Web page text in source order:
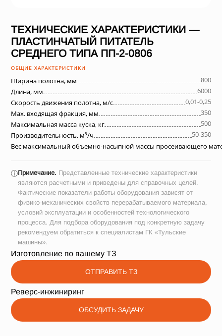
ТЕХНИЧЕСКИЕ ХАРАКТЕРИСТИКИ —
ПЛАСТИНЧАТЫЙ ПИТАТЕЛЬ
СРЕДНЕГО ТИПА ПП-2-0806
ОБЩИЕ ХАРАКТЕРИСТИКИ
Ширина полотна, мм
800
Длина, мм
6000
Скорость движения полотна, м/с
0,01-0,25
Max. входящая фракция, мм
350
Максимальная масса куска, кг
500
Производительность, м³/ч
50-350
Вес максимальный объемно-насыпной массы просеивающего
ⓘПримечание. Представленные технические характеристики
являются расчетными и приведены для справочных целей.
Фактические показатели работы оборудования зависят от
физико-механических свойств перерабатываемого материала,
условий эксплуатации и особенностей технологического
процесса. Для подбора оборудования под конкретную задачу
рекомендуем обратиться к специалистам ГК «Тульские
машины».
Изготовление по вашему ТЗ
ОТПРАВИТЬ ТЗ
Реверс-инжиниринг
ОБСУДИТЬ ЗАДАЧУ